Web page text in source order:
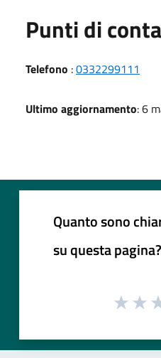
Punti di
Telefono :0332299111
Ultimo aggiornamento: 6
Quanto sono
su questa pagina?